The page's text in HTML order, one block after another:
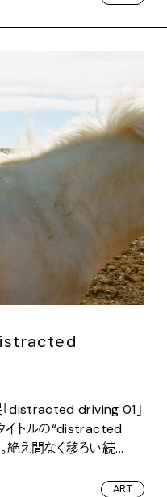
distracted driving 01」
タイトルの“distracted
絶え間なく移ろい続...
ART